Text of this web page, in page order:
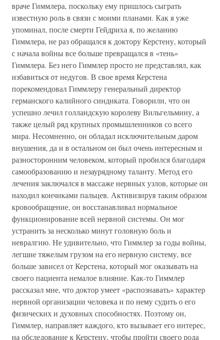
враче Гиммлера, поскольку ему пришлось сыграть
известную роль в связи с моими планами. Как я уже
упоминал, после смерти Гейдриха я, по желанию
Гиммлера, не раз обращался к доктору Керстену, который
с начала войны все больше превращался в «тень»
Гиммлера. Без него Гиммлер просто не представлял, как
избавиться от недугов. В свое время Керстена
порекомендовал Гиммлеру генеральный директор
германского калийного синдиката. Говорили, что он
успешно лечил голландскую королеву Вильгельмину, а
также целый ряд крупных промышленников со всего
мира. Несомненно, он обладал исключительным даром
внушения, да и в остальном он был очень интересным и
разносторонним человеком, который пробился благодаря
самообразованию и незаурядному таланту. Метод его
лечения заключался в массаже нервных узлов, которые он
находил кончиками пальцев. Активизируя таким образом
кровообращение, он восстанавливал нормальное
функционирование всей нервной системы. Он мог
устранить за несколько минут головную боль и
невралгию. Не удивительно, что Гиммлер за годы войны,
легшие тяжелым грузом на его нервную систему, все
больше зависел от Керстена, который мог оказывать на
своего пациента немалое влияние. Как-то Гиммлер
рассказал мне, что доктор умеет «распознавать» характер
нервной организации человека и по нему судить о его
физических и духовных способностях. Поэтому он,
Гиммлер, направляет каждого, кто вызывает его интерес,
на обследование к Керстену, чтобы пройти своего рода